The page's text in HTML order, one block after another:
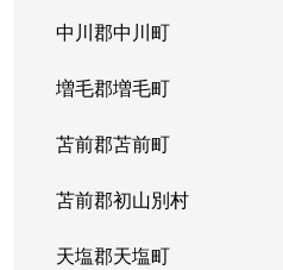
中川郡中川町
増毛郡増毛町
苫前郡苫前町
苫前郡初山別村
天塩郡天塩町